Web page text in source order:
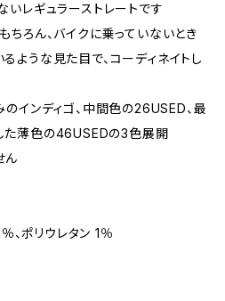
いレギュラーストレートです
ちろん、バイクに乗っていないとき
ような見た目で、コーディネイトし
のインディゴ、中間色の26USED、最
た薄色の46USEDの3色展開
ん
、ポリウレタン 1％